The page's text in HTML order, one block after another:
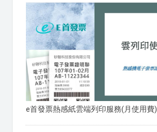
e首發票熱感紙雲端列印服務(月使用費)